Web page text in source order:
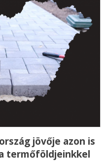
jövője azon is
termőföldjeinkkel